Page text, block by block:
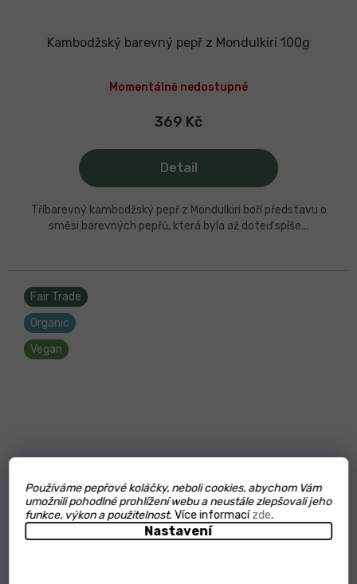
Používáme pepřové koláčky, neboli cookies, abychom Vám
umožnili pohodlné prohlížení webu a neustále zlepšovali jeho
funkce, výkon a použitelnost.Více informacízde.
Nastavení
Kambodžský barevný pepř z Mondulkiri 100g
hodnocení
produktu
5,0
Momentálně nedostupné
369 Kč
Detail
Tříbarevný kambodžský pepř z Mondulkiri boří představu o
směsi barevných pepřů, která byla až doteď spíše...
Fair Trade
Organic
Vegan